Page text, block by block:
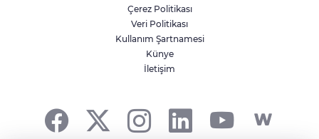
Teröristler teslim olmaya devam ediyor...
Hudutlarda 490 kişi yakalandı
İletişim'den 'Terörsüz Türkiye' hedefli
Çerez Politikası
Veri Politikası
Kullanım Şartnamesi
Künye
İletişim